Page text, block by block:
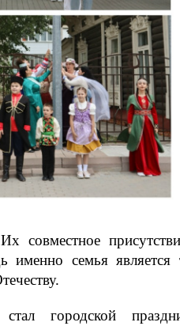
совместное
именно семья
стал городской